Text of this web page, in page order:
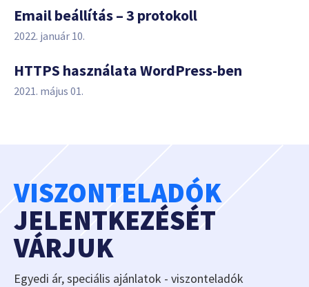
Email beállítás – 3 protokoll
2022. január 10.
HTTPS használata WordPress-ben
2021. május 01.
VISZONTELADÓK
JELENTKEZÉSÉT
VÁRJUK
Egyedi ár, speciális ajánlatok - viszonteladók